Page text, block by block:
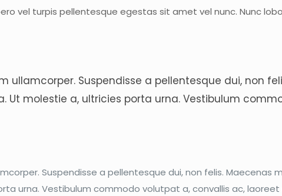
vel turpis pellentesque egestas sit amet vel nunc. Nunc
ullamcorper. Suspendisse a pellentesque dui, non
Ut molestie a, ultricies porta urna. Vestibulum
Suspendisse a pellentesque dui, non felis. Maecenas
urna. Vestibulum commodo volutpat a, convallis ac, laoreet